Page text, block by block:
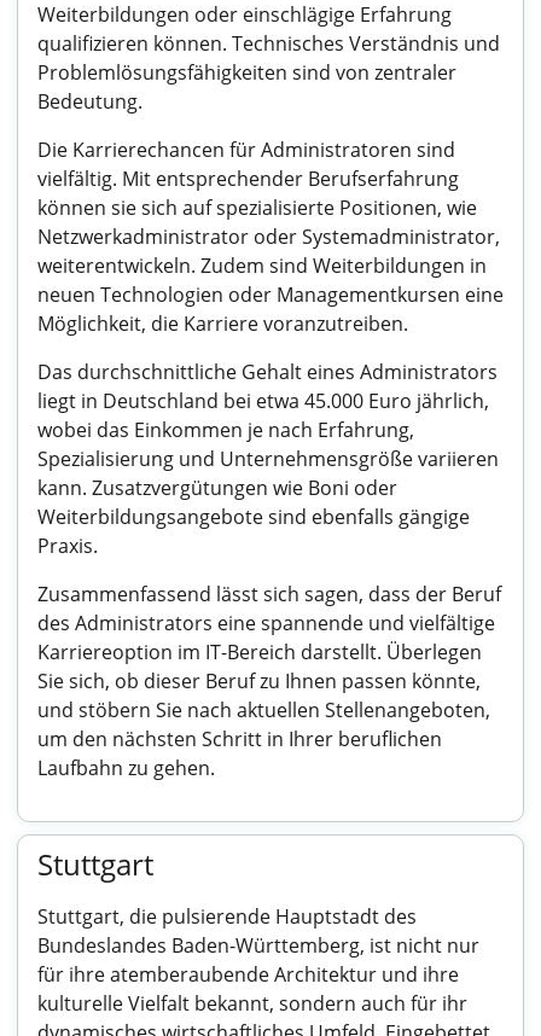
Weiterbildungen oder einschlägige Erfahrung
qualifizieren können. Technisches Verständnis und
Problemlösungsfähigkeiten sind von zentraler
Bedeutung.
Die Karrierechancen für Administratoren sind
vielfältig. Mit entsprechender Berufserfahrung
können sie sich auf spezialisierte Positionen, wie
Netzwerkadministrator oder Systemadministrator,
weiterentwickeln. Zudem sind Weiterbildungen in
neuen Technologien oder Managementkursen eine
Möglichkeit, die Karriere voranzutreiben.
Das durchschnittliche Gehalt eines Administrators
liegt in Deutschland bei etwa 45.000 Euro jährlich,
wobei das Einkommen je nach Erfahrung,
Spezialisierung und Unternehmensgröße variieren
kann. Zusatzvergütungen wie Boni oder
Weiterbildungsangebote sind ebenfalls gängige
Praxis.
Zusammenfassend lässt sich sagen, dass der Beruf
des Administrators eine spannende und vielfältige
Karriereoption im IT-Bereich darstellt. Überlegen
Sie sich, ob dieser Beruf zu Ihnen passen könnte,
und stöbern Sie nach aktuellen Stellenangeboten,
um den nächsten Schritt in Ihrer beruflichen
Laufbahn zu gehen.
Stuttgart
Stuttgart, die pulsierende Hauptstadt des
Bundeslandes Baden-Württemberg, ist nicht nur
für ihre atemberaubende Architektur und ihre
kulturelle Vielfalt bekannt, sondern auch für ihr